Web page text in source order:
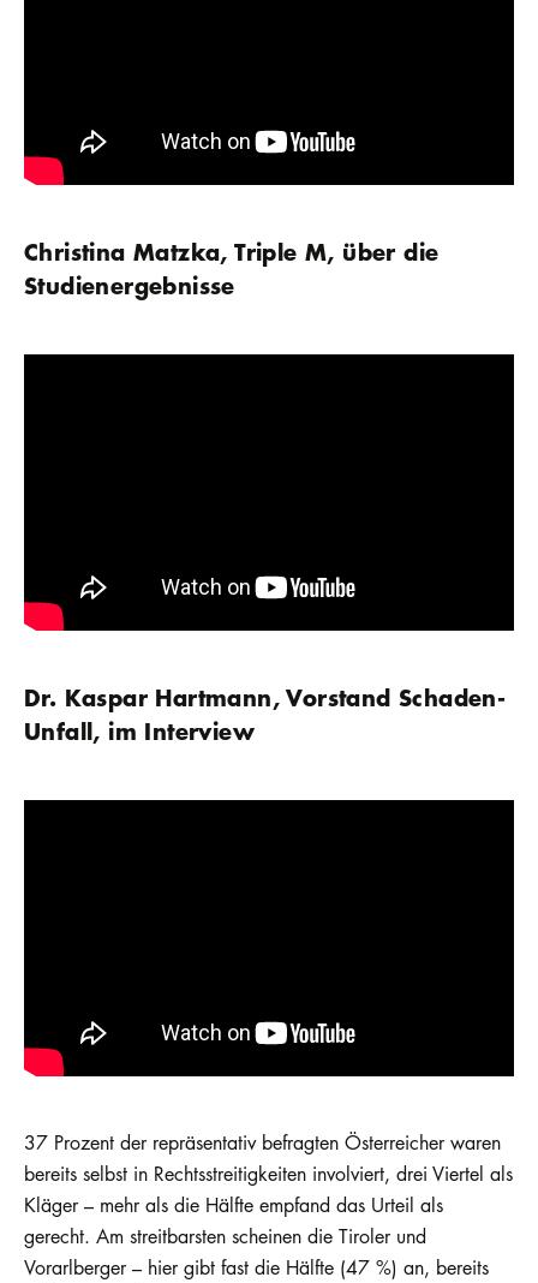
Christina Matzka, Triple M, über die
Studienergebnisse
Dr. Kaspar Hartmann, Vorstand Schaden-
Unfall, im Interview
37 Prozent der repräsentativ befragten Österreicher waren
bereits selbst in Rechtsstreitigkeiten involviert, drei Viertel als
Kläger – mehr als die Hälfte empfand das Urteil als
gerecht. Am streitbarsten scheinen die Tiroler und
Vorarlberger – hier gibt fast die Hälfte (47 %) an, bereits